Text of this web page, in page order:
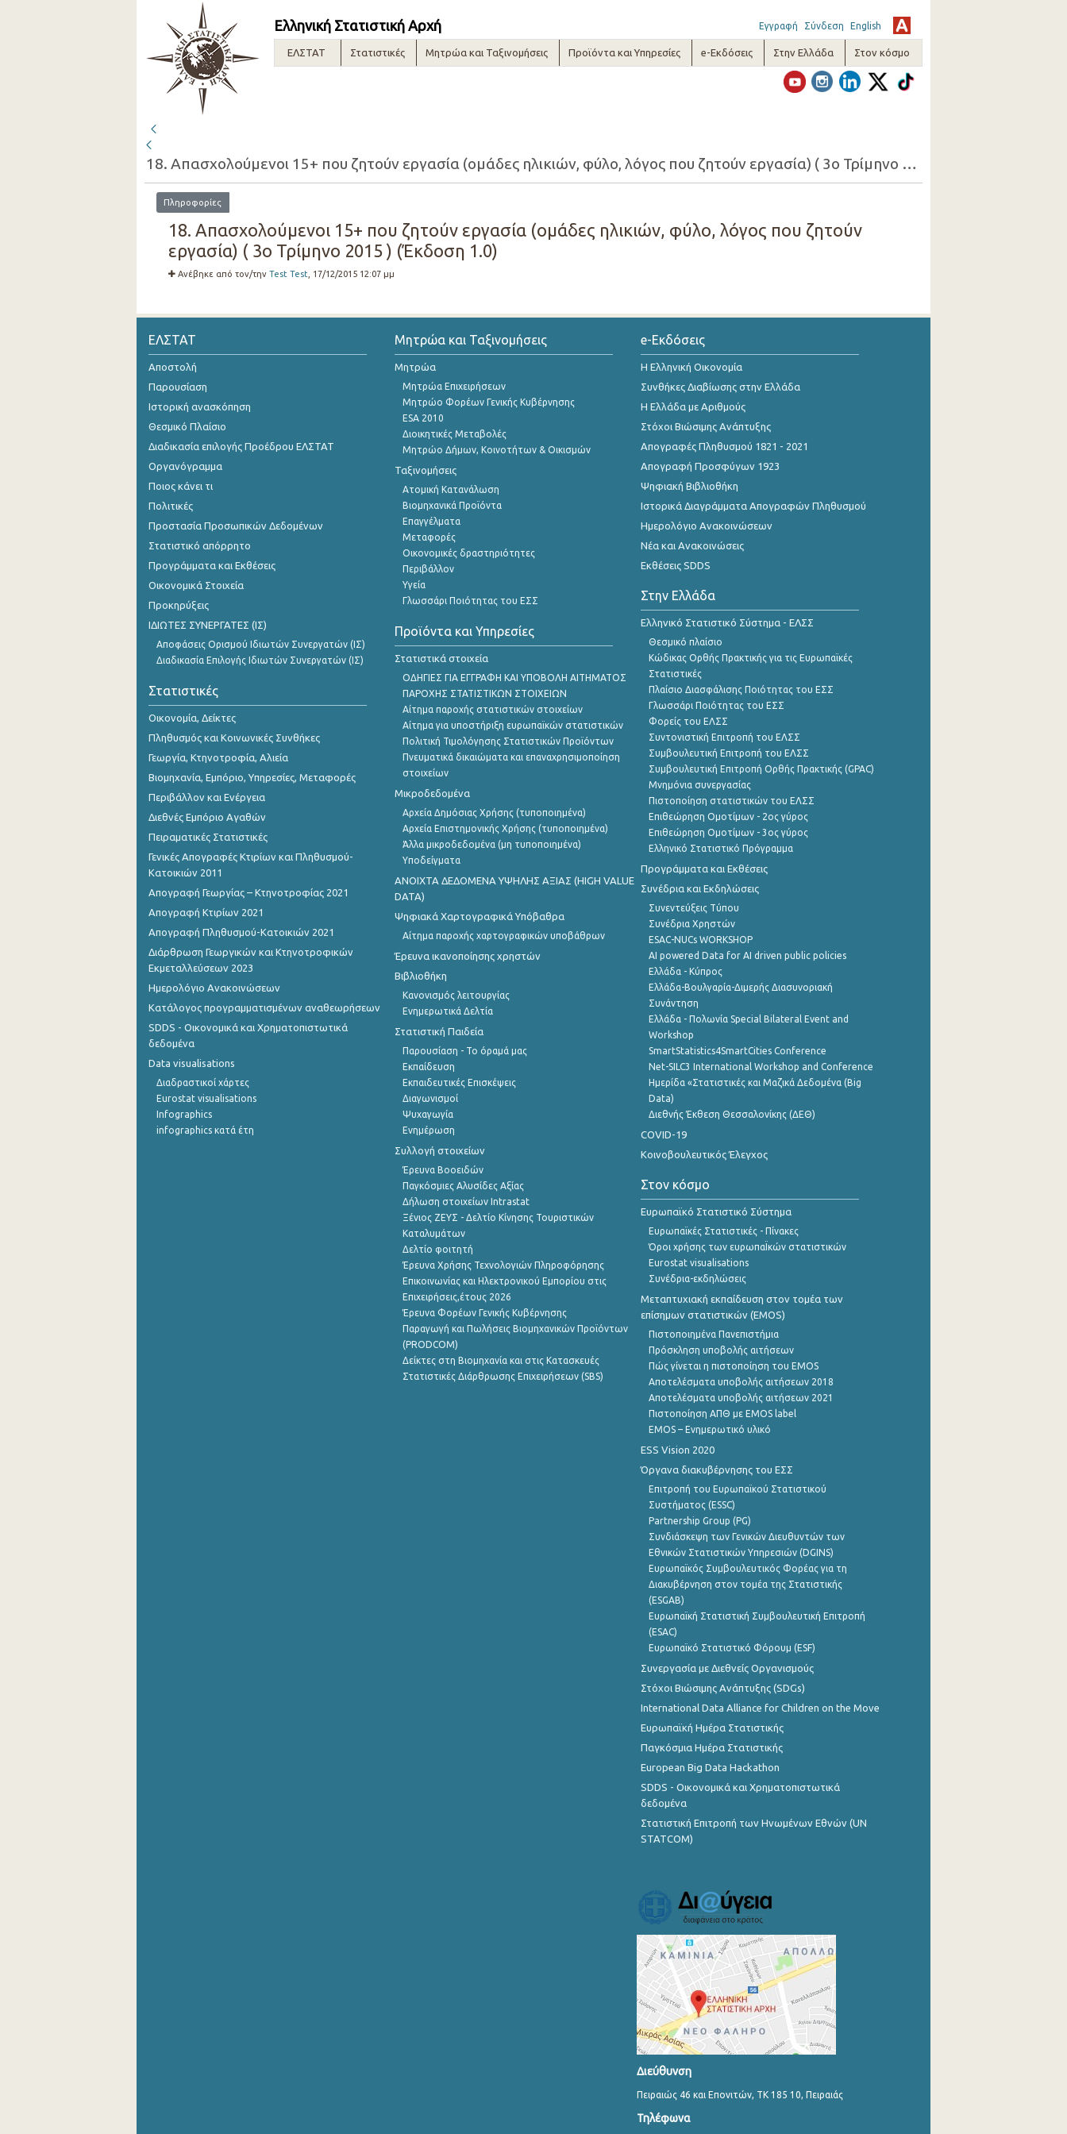
Ελληνική Στατιστική Αρχή Εγγραφή Σύνδεση English
ΕΛΣΤΑΤ Στατιστικές Μητρώα και Ταξινομήσεις Προϊόντα και Υπηρεσίες e-Εκδόσεις Στην Ελλάδα Στον κόσμο
18. Απασχολούμενοι 15+ που ζητούν εργασία (ομάδες ηλικιών, φύλο, λόγος που ζητούν εργασία) ( 3ο Τρίμηνο 2015 )
Πληροφορίες
18. Απασχολούμενοι 15+ που ζητούν εργασία (ομάδες ηλικιών, φύλο, λόγος που ζητούν
εργασία) ( 3ο Τρίμηνο 2015 ) (Έκδοση 1.0)
Ανέβηκε από τον/την Test Test , 17/12/2015 12:07 μμ
ΕΛΣΤΑΤ
Αποστολή
Παρουσίαση
Ιστορική ανασκόπηση
Θεσμικό Πλαίσιο
Διαδικασία επιλογής Προέδρου ΕΛΣΤΑΤ
Οργανόγραμμα
Ποιος κάνει τι
Πολιτικές
Προστασία Προσωπικών Δεδομένων
Στατιστικό απόρρητο
Προγράμματα και Εκθέσεις
Οικονομικά Στοιχεία
Προκηρύξεις
ΙΔΙΩΤΕΣ ΣΥΝΕΡΓΑΤΕΣ (ΙΣ)
Αποφάσεις Ορισμού Ιδιωτών Συνεργατών (ΙΣ)
Διαδικασία Επιλογής Ιδιωτών Συνεργατών (ΙΣ)
Στατιστικές
Οικονομία, Δείκτες
Πληθυσμός και Κοινωνικές Συνθήκες
Γεωργία, Κτηνοτροφία, Αλιεία
Βιομηχανία, Εμπόριο, Υπηρεσίες, Μεταφορές
Περιβάλλον και Ενέργεια
Διεθνές Εμπόριο Αγαθών
Πειραματικές Στατιστικές
Γενικές Απογραφές Κτιρίων και Πληθυσμού-
Κατοικιών 2011
Απογραφή Γεωργίας – Κτηνοτροφίας 2021
Απογραφή Κτιρίων 2021
Απογραφή Πληθυσμού-Κατοικιών 2021
Διάρθρωση Γεωργικών και Κτηνοτροφικών
Εκμεταλλεύσεων 2023
Ημερολόγιο Ανακοινώσεων
Κατάλογος προγραμματισμένων αναθεωρήσεων
SDDS - Οικονομικά και Χρηματοπιστωτικά
δεδομένα
Data visualisations
Διαδραστικοί χάρτες
Eurostat visualisations
Infographics
infographics κατά έτη
Μητρώα και Ταξινομήσεις
Μητρώα
Μητρώα Επιχειρήσεων
Μητρώο Φορέων Γενικής Κυβέρνησης
ESA 2010
Διοικητικές Μεταβολές
Μητρώο Δήμων, Κοινοτήτων & Οικισμών
Ταξινομήσεις
Ατομική Κατανάλωση
Βιομηχανικά Προϊόντα
Επαγγέλματα
Μεταφορές
Οικονομικές δραστηριότητες
Περιβάλλον
Υγεία
Γλωσσάρι Ποιότητας του ΕΣΣ
Προϊόντα και Υπηρεσίες
Στατιστικά στοιχεία
ΟΔΗΓΙΕΣ ΓΙΑ ΕΓΓΡΑΦΗ ΚΑΙ ΥΠΟΒΟΛΗ ΑΙΤΗΜΑΤΟΣ
ΠΑΡΟΧΗΣ ΣΤΑΤΙΣΤΙΚΩΝ ΣΤΟΙΧΕΙΩΝ
Αίτημα παροχής στατιστικών στοιχείων
Αίτημα για υποστήριξη ευρωπαϊκών στατιστικών
Πολιτική Τιμολόγησης Στατιστικών Προϊόντων
Πνευματικά δικαιώματα και επαναχρησιμοποίηση
στοιχείων
Μικροδεδομένα
Αρχεία Δημόσιας Χρήσης (τυποποιημένα)
Αρχεία Επιστημονικής Χρήσης (τυποποιημένα)
Άλλα μικροδεδομένα (μη τυποποιημένα)
Υποδείγματα
ANOIXTA ΔΕΔΟΜΕΝΑ ΥΨΗΛΗΣ ΑΞΙΑΣ (HIGH VALUE
DATA)
Ψηφιακά Χαρτογραφικά Υπόβαθρα
Αίτημα παροχής χαρτογραφικών υποβάθρων
Έρευνα ικανοποίησης χρηστών
Βιβλιοθήκη
Κανονισμός λειτουργίας
Ενημερωτικά Δελτία
Στατιστική Παιδεία
Παρουσίαση - Το όραμά μας
Εκπαίδευση
Εκπαιδευτικές Επισκέψεις
Διαγωνισμοί
Ψυχαγωγία
Ενημέρωση
Συλλογή στοιχείων
Έρευνα Βοοειδών
Παγκόσμιες Αλυσίδες Αξίας
Δήλωση στοιχείων Intrastat
Ξένιος ΖΕΥΣ - Δελτίο Κίνησης Τουριστικών
Καταλυμάτων
Δελτίο φοιτητή
Έρευνα Χρήσης Τεχνολογιών Πληροφόρησης
Επικοινωνίας και Ηλεκτρονικού Εμπορίου στις
Επιχειρήσεις,έτους 2026
Έρευνα Φορέων Γενικής Κυβέρνησης
Παραγωγή και Πωλήσεις Βιομηχανικών Προϊόντων
(PRODCOM)
Δείκτες στη Βιομηχανία και στις Κατασκευές
Στατιστικές Διάρθρωσης Επιχειρήσεων (SBS)
e-Εκδόσεις
Η Ελληνική Οικονομία
Συνθήκες Διαβίωσης στην Ελλάδα
Η Ελλάδα με Αριθμούς
Στόχοι Βιώσιμης Ανάπτυξης
Απογραφές Πληθυσμού 1821 - 2021
Απογραφή Προσφύγων 1923
Ψηφιακή Βιβλιοθήκη
Ιστορικά Διαγράμματα Απογραφών Πληθυσμού
Ημερολόγιο Ανακοινώσεων
Νέα και Ανακοινώσεις
Εκθέσεις SDDS
Στην Ελλάδα
Ελληνικό Στατιστικό Σύστημα - ΕΛΣΣ
Θεσμικό πλαίσιο
Κώδικας Ορθής Πρακτικής για τις Ευρωπαϊκές
Στατιστικές
Πλαίσιο Διασφάλισης Ποιότητας του ΕΣΣ
Γλωσσάρι Ποιότητας του ΕΣΣ
Φορείς του ΕΛΣΣ
Συντονιστική Επιτροπή του ΕΛΣΣ
Συμβουλευτική Επιτροπή του ΕΛΣΣ
Συμβουλευτική Επιτροπή Ορθής Πρακτικής (GPAC)
Μνημόνια συνεργασίας
Πιστοποίηση στατιστικών του ΕΛΣΣ
Επιθεώρηση Ομοτίμων - 2ος γύρος
Επιθεώρηση Ομοτίμων - 3ος γύρος
Ελληνικό Στατιστικό Πρόγραμμα
Προγράμματα και Εκθέσεις
Συνέδρια και Εκδηλώσεις
Συνεντεύξεις Τύπου
Συνέδρια Χρηστών
ESAC-NUCs WORKSHOP
AI powered Data for AI driven public policies
Ελλάδα - Κύπρος
Ελλάδα-Βουλγαρία-Διμερής Διασυνοριακή
Συνάντηση
Ελλάδα - Πολωνία Special Bilateral Event and
Workshop
SmartStatistics4SmartCities Conference
Net-SILC3 International Workshop and Conference
Ημερίδα «Στατιστικές και Μαζικά Δεδομένα (Big
Data)
Διεθνής Έκθεση Θεσσαλονίκης (ΔΕΘ)
COVID-19
Κοινοβουλευτικός Έλεγχος
Στον κόσμο
Ευρωπαϊκό Στατιστικό Σύστημα
Ευρωπαϊκές Στατιστικές - Πίνακες
Όροι χρήσης των ευρωπαΪκών στατιστικών
Eurostat visualisations
Συνέδρια-εκδηλώσεις
Μεταπτυχιακή εκπαίδευση στον τομέα των
επίσημων στατιστικών (EMOS)
Πιστοποιημένα Πανεπιστήμια
Πρόσκληση υποβολής αιτήσεων
Πώς γίνεται η πιστοποίηση του EMOS
Αποτελέσματα υποβολής αιτήσεων 2018
Αποτελέσματα υποβολής αιτήσεων 2021
Πιστοποίηση ΑΠΘ με EMOS label
EMOS – Ενημερωτικό υλικό
ESS Vision 2020
Όργανα διακυβέρνησης του ΕΣΣ
Επιτροπή του Ευρωπαϊκού Στατιστικού
Συστήματος (ESSC)
Partnership Group (PG)
Συνδιάσκεψη των Γενικών Διευθυντών των
Εθνικών Στατιστικών Υπηρεσιών (DGINS)
Ευρωπαϊκός Συμβουλευτικός Φορέας για τη
Διακυβέρνηση στον τομέα της Στατιστικής
(ESGAB)
Ευρωπαϊκή Στατιστική Συμβουλευτική Επιτροπή
(ESAC)
Ευρωπαϊκό Στατιστικό Φόρουμ (ESF)
Συνεργασία με Διεθνείς Οργανισμούς
Στόχοι Βιώσιμης Ανάπτυξης (SDGs)
International Data Alliance for Children on the Move
Ευρωπαϊκή Ημέρα Στατιστικής
Παγκόσμια Ημέρα Στατιστικής
European Big Data Hackathon
SDDS - Οικονομικά και Χρηματοπιστωτικά
δεδομένα
Στατιστική Επιτροπή των Ηνωμένων Εθνών (UN
STATCOM)
Διεύθυνση
Πειραιώς 46 και Επονιτών, ΤΚ 185 10, Πειραιάς
Τηλέφωνα